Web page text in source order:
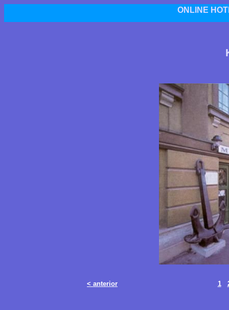
ONLINE
< anterior 1